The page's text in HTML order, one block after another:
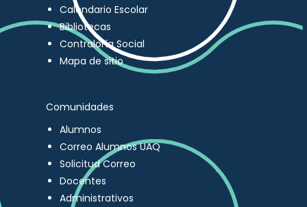
Calendario Escolar
Bibliotecas
Contraloría Social
Mapa de sitio
Comunidades
Alumnos
Correo Alumnos UAQ
Solicitud Correo
Docentes
Administrativos